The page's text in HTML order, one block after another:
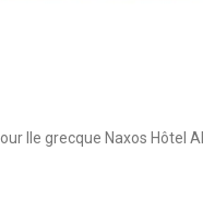
Ile grecque Naxos Hôtel